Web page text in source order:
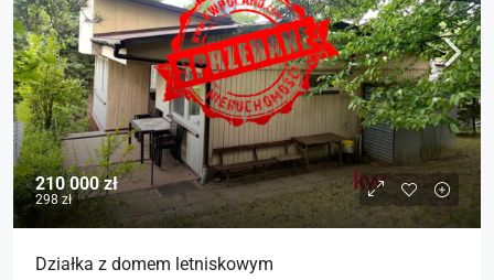
210 000 zł
298 zł
Działka z domem letniskowym